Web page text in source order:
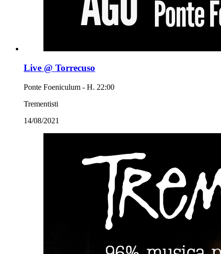
Live @ Torrecuso
Ponte Foeniculum - H. 22:00
Trementisti
14/08/2021